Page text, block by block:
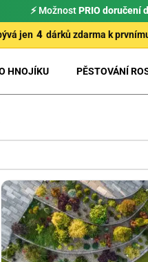
⚡ MožnostPRIO doručení
jen 4 dárků zdarma k
HNOJÍKU PĚSTOVÁNÍ